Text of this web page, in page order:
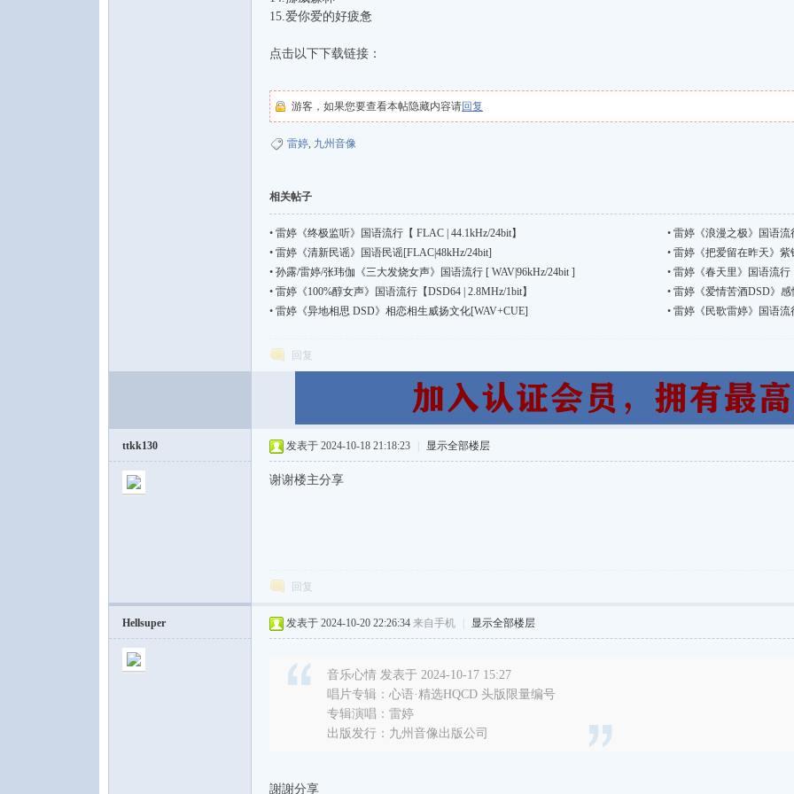
15.爱你爱的好疲惫
点击以下下载链接：
游客，如果您要查看本帖隐藏内容请回复
雷婷, 九州音像
相关帖子
• 雷婷《终极监听》国语流行【 FLAC | 44.1kHz/24bit】 • 雷婷《浪漫之极》国语流
• 雷婷《清新民谣》国语民谣[FLAC|48kHz/24bit] • 雷婷《把爱留在昨天》
• 孙露/雷婷/张玮伽《三大发烧女声》国语流行 [ WAV|96kHz/24bit ] • 雷婷《春天里》国语流行
• 雷婷《100%醇女声》国语流行【DSD64 | 2.8MHz/1bit】 • 雷婷《爱情苦酒DSD》
• 雷婷《异地相思 DSD》相恋相生威扬文化[WAV+CUE] • 雷婷《民歌雷婷》国语流
回复
ttkk130 发表于 2024-10-18 21:18:23 显示全部楼层
谢谢楼主分享
回复
Hellsuper 发表于 2024-10-20 22:26:34 来自手机 显示全部楼层
音乐心情 发表于 2024-10-17 15:27
唱片专辑：心语·精选HQCD 头版限量编号
专辑演唱：雷婷
出版发行：九州音像出版公司
謝謝分享